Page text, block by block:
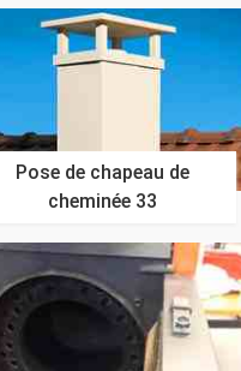
Pose de chapeau de
cheminée 33